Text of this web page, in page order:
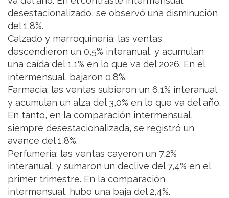
desestacionalizado, se observó una disminución
del 1,8%.
Calzado y marroquinería: las ventas
descendieron un 0,5% interanual, y acumulan
una caída del 1,1% en lo que va del 2026. En el
intermensual, bajaron 0,8%.
Farmacia: las ventas subieron un 6,1% interanual
y acumulan un alza del 3,0% en lo que va del año.
En tanto, en la comparación intermensual,
siempre desestacionalizada, se registró un
avance del 1,8%.
Perfumería: las ventas cayeron un 7,2%
interanual, y sumaron un declive del 7,4% en el
primer trimestre. En la comparación
intermensual, hubo una baja del 2,4%.